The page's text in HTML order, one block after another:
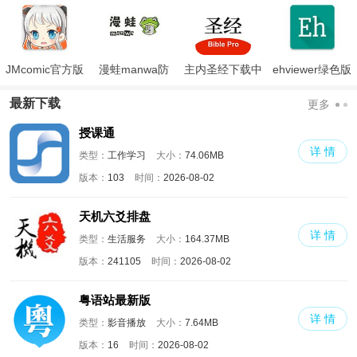
JMcomic官方版
漫蛙manwa防
主内圣经下载中
ehviewer绿色版
最新下载 更多
授课通
类型： 工作学习 大小： 74.06MB
版本： 103 时间： 2026-08-02
详 情
天机六爻排盘
类型： 生活服务 大小： 164.37MB
版本： 241105 时间： 2026-08-02
详 情
粤语站最新版
类型： 影音播放 大小： 7.64MB
版本： 16 时间： 2026-08-02
详 情